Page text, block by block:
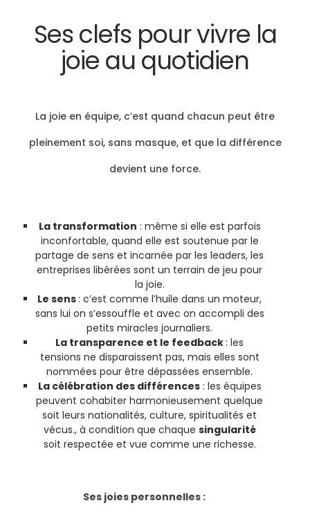
Ses clefs pour vivre la
joie au quotidien
La joie en équipe, c’est quand chacun peut être
pleinement soi, sans masque, et que la différence
devient une force.
La transformation : même si elle est parfois
inconfortable, quand elle est soutenue par le
partage de sens et incarnée par les leaders, les
entreprises libérées sont un terrain de jeu pour
la joie.
Le sens: c’est comme l’huile dans un moteur,
sans lui on s’essouffle et avec on accompli des
petits miracles journaliers.
La transparence et le feedback: les
tensions ne disparaissent pas, mais elles sont
nommées pour être dépassées ensemble.
La célébration des différences: les équipes
peuvent cohabiter harmonieusement quelque
soit leurs nationalités, culture, spiritualités et
vécus., à condition que chaque singularité
soit respectée et vue comme une richesse.
Ses joies personnelles :